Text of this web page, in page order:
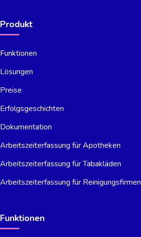
Produkt
Funktionen
Lösungen
Preise
Erfolgsgeschichten
Dokumentation
Arbeitszeiterfassung für Apotheken
Arbeitszeiterfassung für Tabakläden
Arbeitszeiterfassung für Reinigungsfirmen
Funktionen